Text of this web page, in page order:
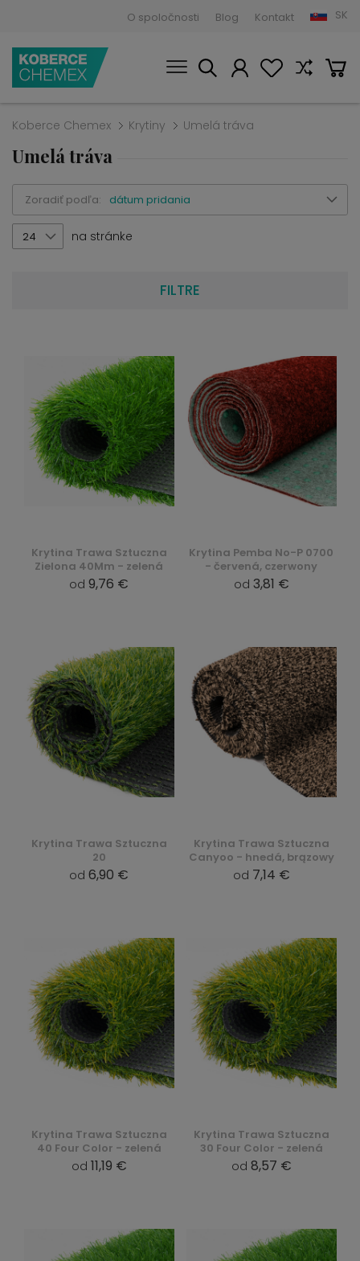
O spoločnosti Blog Kontakt SK
Koberce Chemex Krytiny Umelá tráva
Umelá tráva
Zoradiť podľa: dátum pridania
24 na stránke
FILTRE
Krytina Trawa Sztuczna
Zielona 40Mm - zelená
od 9,76 €
Krytina Pemba No-P 0700
- červená, czerwony
od 3,81 €
Krytina Trawa Sztuczna
20
od 6,90 €
Krytina Trawa Sztuczna
Canyoo - hnedá, brązowy
od 7,14 €
Krytina Trawa Sztuczna
40 Four Color - zelená
od 11,19 €
Krytina Trawa Sztuczna
30 Four Color - zelená
od 8,57 €